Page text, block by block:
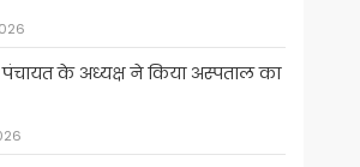
पंचायत के अध्यक्ष ने किया अस्पताल का